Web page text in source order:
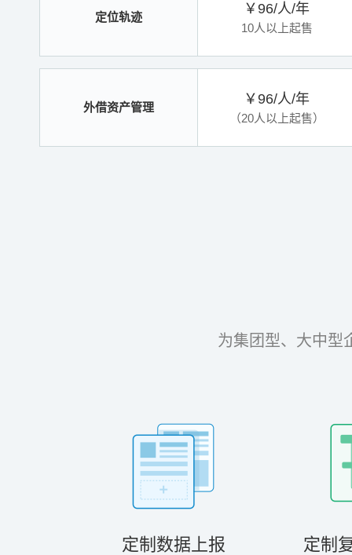
定位轨迹
￥96/人/年
10人以上起售
外借资产管理
￥96/人/年
（20人以上起售）
为集团型、大中型
定制数据上报 定制